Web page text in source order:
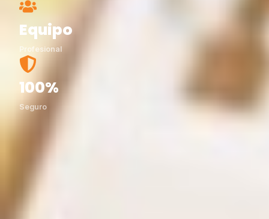
Equipo
Profesional
100%
Seguro